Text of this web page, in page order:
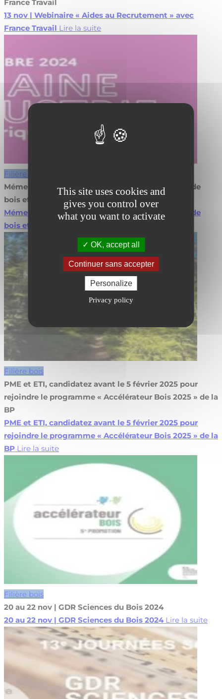
This site uses cookies and
gives you control over
what you want to activate
OK, accept all
Continuer sans accepter
Personalize
Privacy policy
France Travail
13 nov | Webinaire « Aides au Recrutement » avec
France Travail Lire la suite
Filière bois
Mémento IGN 2024 – Evolution de la production de
bois et du stockage de CO2
Mémento IGN 2024 – Evolution de la production de
bois et du stockage de CO2
Filière bois
PME et ETI, candidatez avant le 5 février 2025 pour
rejoindre le programme « Accélérateur Bois 2025 » de la
BP
PME et ETI, candidatez avant le 5 février 2025 pour
rejoindre le programme « Accélérateur Bois 2025 » de la
BP Lire la suite
Filière bois
20 au 22 nov | GDR Sciences du Bois 2024
20 au 22 nov | GDR Sciences du Bois 2024 Lire la suite